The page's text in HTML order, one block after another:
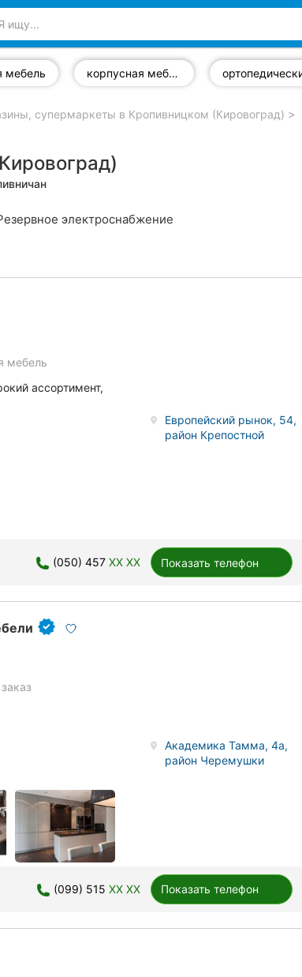
мебель корпусная мебель
супермаркеты в Кропивницком (Кировоград)
электроснабжение
мебель
ассортимент,
Европейский рынок, 54,
район Крепостной
(050) 457 XX XX Показать телефон
Академика Тамма, 4а,
район Черемушки
(099) 515 XX XX Показать телефон